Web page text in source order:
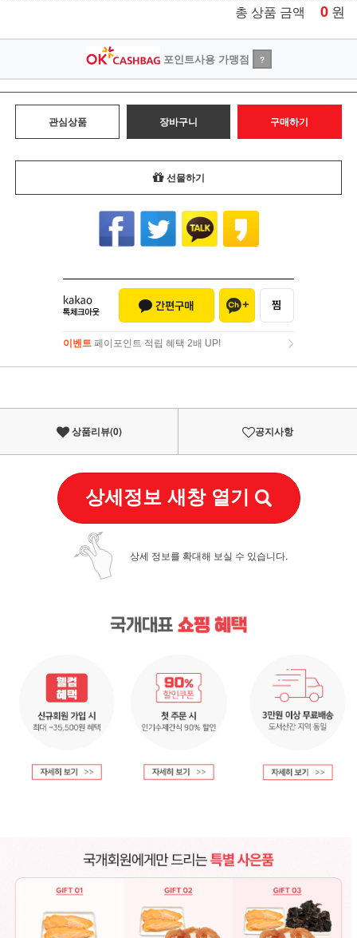
총 상품 금액 0 원
포인트사용 가맹점 ?
관심상품 장바구니 구매하기
선물하기
이벤트 페이포인트 적립 혜택 2배 UP!
이벤트페이포인트 적립 혜택 2배 UP!
상품리뷰(0) 공지사항
상세정보 새창 열기
상세 정보를 확대해 보실 수 있습니다.